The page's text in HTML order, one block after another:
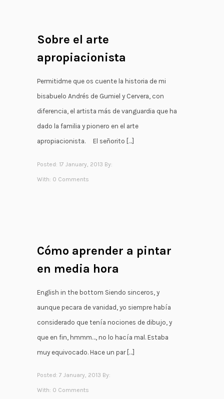
Sobre el arte
apropiacionista
Permitidme que os cuente la historia de mi
bisabuelo Andrés de Gumiel y Cervera, con
diferencia, el artista más de vanguardia que ha
dado la familia y pionero en el arte
apropiacionista. El señorito […]
Posted: 17 January, 2013 By:
With: 0 Comments
Cómo aprender a pintar
en media hora
English in the bottom Siendo sinceros, y
aunque pecara de vanidad, yo siempre había
considerado que tenía nociones de dibujo, y
que en fin, hmmm…, no lo hacía mal. Estaba
muy equivocado. Hace un par […]
Posted: 7 January, 2013 By:
With: 0 Comments